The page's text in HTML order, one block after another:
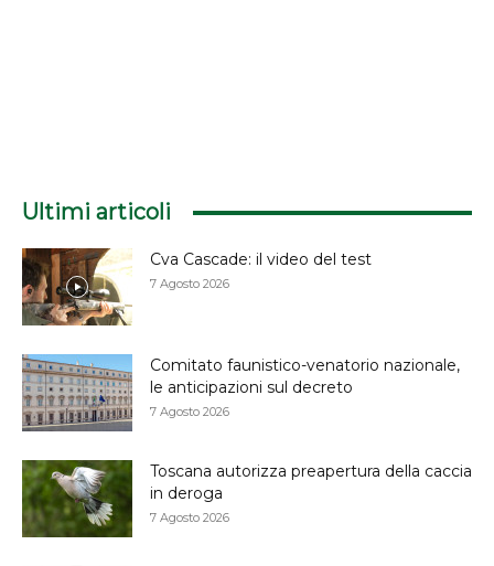
Ultimi articoli
Cva Cascade: il video del test
7 Agosto 2026
Comitato faunistico-venatorio nazionale,
le anticipazioni sul decreto
7 Agosto 2026
Toscana autorizza preapertura della caccia
in deroga
7 Agosto 2026